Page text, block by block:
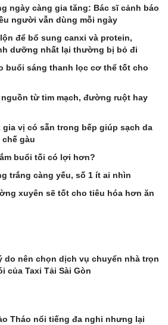
ngày càng gia tăng: Bác sĩ cảnh báo
người vẫn dùng mỗi ngày
để bổ sung canxi và protein,
dưỡng nhất lại thường bị bỏ đi
buổi sáng thanh lọc cơ thể tốt cho
từ tim mạch, đường ruột hay
gia vị có sẵn trong bếp giúp sạch da
gàu
buổi tối có lợi hơn?
trắng càng yếu, số 1 ít ai nhìn
xuyên sẽ tốt cho tiêu hóa hơn ăn
do nên chọn dịch vụ chuyển nhà trọn
của Taxi Tải Sài Gòn
Tháo nổi tiếng đa nghi nhưng lại